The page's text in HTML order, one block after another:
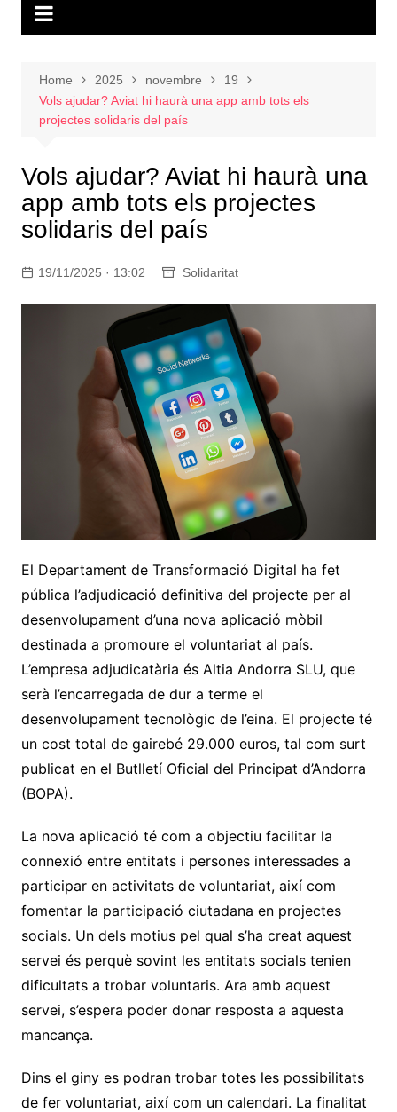
Home 2025 novembre
19
Vols ajudar? Aviat hi haurà una app amb tots els
projectes solidaris del país
Vols ajudar? Aviat hi haurà una
app amb tots els projectes
solidaris del país
19/11/2025 · 13:02 Solidaritat
El Departament de Transformació Digital ha fet
pública l’adjudicació definitiva del projecte per al
desenvolupament d’una nova aplicació mòbil
destinada a promoure el voluntariat al país.
L’empresa adjudicatària és Altia Andorra SLU, que
serà l’encarregada de dur a terme el
desenvolupament tecnològic de l’eina. El projecte té
un cost total de gairebé 29.000 euros, tal com surt
publicat en el Butlletí Oficial del Principat d’Andorra
(BOPA).
La nova aplicació té com a objectiu facilitar la
connexió entre entitats i persones interessades a
participar en activitats de voluntariat, així com
fomentar la participació ciutadana en projectes
socials. Un dels motius pel qual s’ha creat aquest
servei és perquè sovint les entitats socials tenien
dificultats a trobar voluntaris. Ara amb aquest
servei, s’espera poder donar resposta a aquesta
mancança.
Dins el giny es podran trobar totes les possibilitats
de fer voluntariat, així com un calendari. La finalitat